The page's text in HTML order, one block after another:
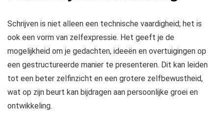
Schrijven is niet alleen een technische vaardigheid; het is
ook een vorm van zelfexpressie. Het geeft je de
mogelijkheid om je gedachten, ideeën en overtuigingen op
een gestructureerde manier te presenteren. Dit kan leiden
tot een beter zelfinzicht en een grotere zelfbewustheid,
wat op zijn beurt kan bijdragen aan persoonlijke groei en
ontwikkeling.